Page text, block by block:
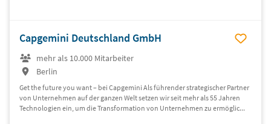
Capgemini Deutschland GmbH
mehr als 10.000 Mitarbeiter
Berlin
Get the future you want – bei Capgemini Als führender strategischer Partner
von Unternehmen auf der ganzen Welt setzen wir seit mehr als 55 Jahren
Technologien ein, um die Transformation von Unternehmen zu ermöglic...